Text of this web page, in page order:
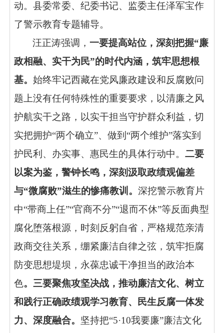
动。 县委常委、 纪委书记、监委主任泽军宝作
了警示教育专题辅导。
汪正涛强调，一要提高站位，深刻把握“廉
政相融、实干为民”的时代内涵，筑牢思想根
基。 始终牢记西藏在党风廉政建设和反腐败问
题上没有任何特殊性的重要要求，以清廉之风
护航实干之路，以实干担当守护群众利益，切
实把拥护“两个确立”、做到 “两个维护”落实到
护民利、办实事、惠民生的具体行动中。 二要
以案为鉴， 警钟长鸣，深刻汲取政绩观偏差
与“微腐败”滋生的惨痛教训 。 深挖警示教育片
中“带商上任”“官商不分”“退而不休”等反面典型
腐化堕落根源，时刻 反躬自省，严格规范亲清
政商交往关系，绷紧廉洁自律之弦，筑牢拒腐
防变思想堤坝，永葆忠诚干净担当的政治本
色。 三要聚焦攻坚决战，推动廉洁文化、 树立
和践行正确政绩观学习教育、民生反腐一体发
力、深度融合。 坚持把“5·10我要廉”廉洁文化